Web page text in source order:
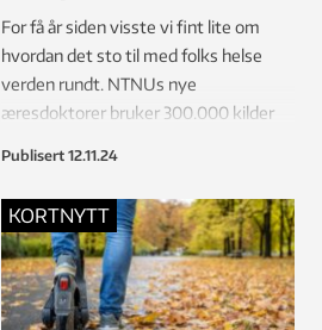
For få år siden visste vi fint lite om
hvordan det sto til med folks helse
verden rundt. NTNUs nye
æresdoktorer bruker 300.000 kilder
Publisert 12.11.24
KORTNYTT